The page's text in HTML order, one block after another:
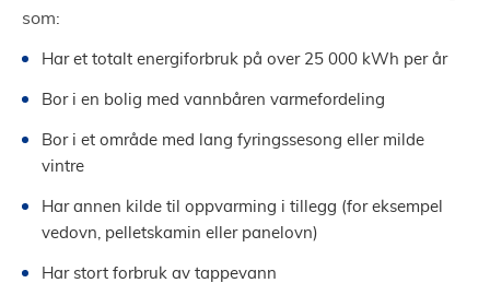
som:
Har et totalt energiforbruk på over 25 000 kWh per år
Bor i en bolig med vannbåren varmefordeling
Bor i et område med lang fyringssesong eller milde
vintre
Har annen kilde til oppvarming i tillegg (for eksempel
vedovn, pelletskamin eller panelovn)
Har stort forbruk av tappevann